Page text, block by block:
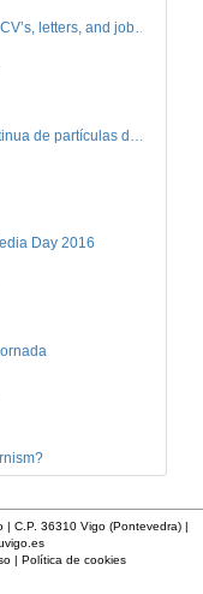
Viana
Javier Ramos
An introduction to CV’s, letters, and job searching
Day 2016
no software libre'
| C.P. 36310 Vigo (Pontevedra) |
| Política de cookies